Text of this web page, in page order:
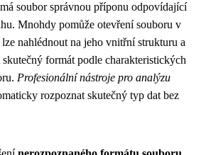
soubor správnou příponu odpovídající
Mnohdy pomůže otevření souboru v
nahlédnout na jeho vnitřní strukturu a
formát podle charakteristických
Profesionální nástroje pro analýzu
rozpoznat skutečný typ dat bez